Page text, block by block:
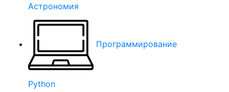
Астрономия
Программирование
Python